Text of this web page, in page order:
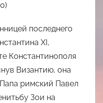
последнего
XI,
Константинополя
Византию, она
римский Павел
Зои на